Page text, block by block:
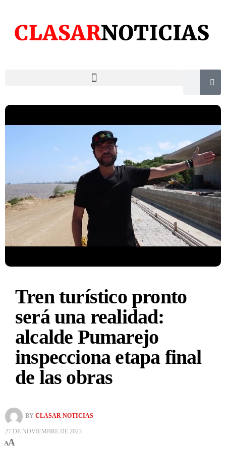
Tren turístico pronto
será una realidad:
alcalde Pumarejo
inspecciona etapa final
de las obras
BY CLASAR NOTICIAS
27 DE NOVIEMBRE DE 2023
AA